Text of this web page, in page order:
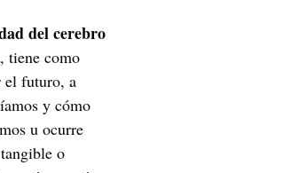
del cerebro
tiene como
el futuro, a
y cómo
u ocurre
o